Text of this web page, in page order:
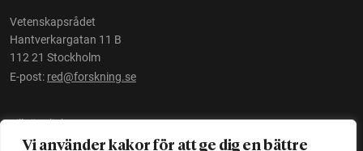
Vi använder kakor för att ge dig en bättre
Vetenskapsrådet
Hantverkargatan 11 B
112 21 Stockholm
E-post: red@forskning.se
Tillgänglighet